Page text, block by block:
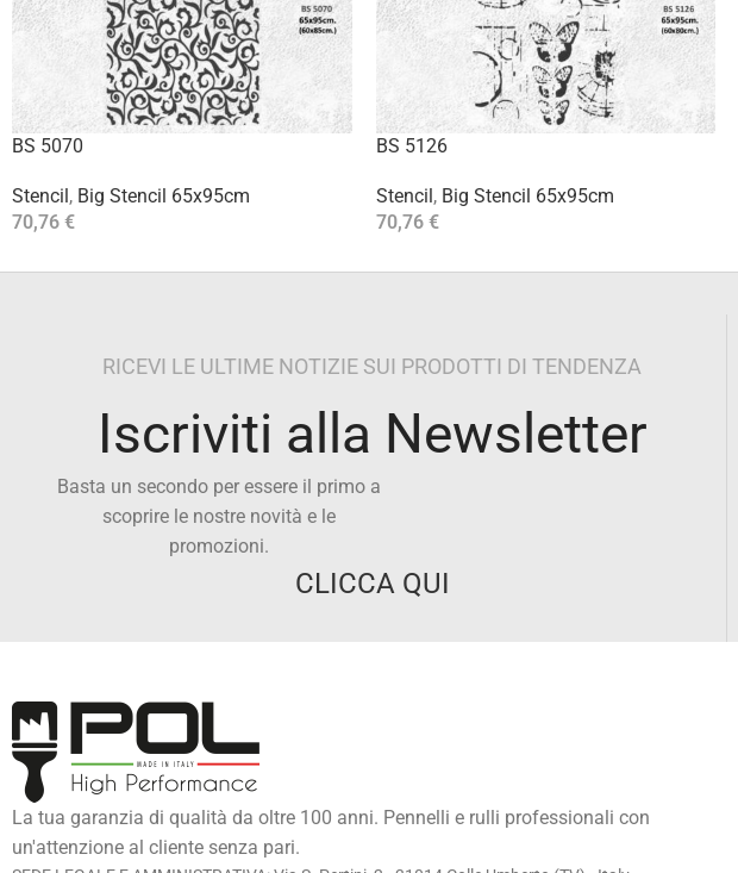
BS 5070
Stencil, Big Stencil 65x95cm
70,76 €
BS 5126
Stencil, Big Stencil 65x95cm
70,76 €
RICEVI LE ULTIME NOTIZIE SUI PRODOTTI DI TENDENZA
Iscriviti alla Newsletter
Basta un secondo per essere il primo a
scoprire le nostre novità e le
promozioni.
CLICCA QUI
La tua garanzia di qualità da oltre 100 anni. Pennelli e rulli professionali con
un'attenzione al cliente senza pari.